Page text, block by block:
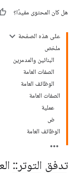
هل كان المحتوى مفيدًا؟
على هذه الصفحة
ملخص
البنائين والمدمرين
الصفات العامة
الوظائف العامة
الصفات العامة
عملية
ض
الوظائف العامة
تدفق التوتر ::